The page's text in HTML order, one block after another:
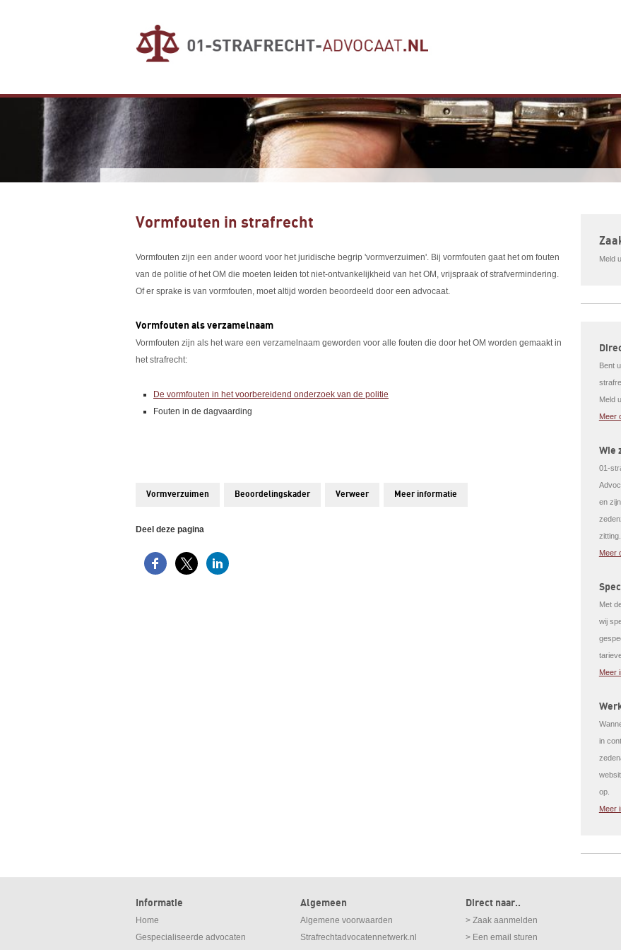
Vormfouten in strafrecht
Vormfouten zijn een ander woord voor het juridische begrip 'vormverzuimen'. Bij vormfouten gaat het om fouten
van de politie of het OM die moeten leiden tot niet-ontvankelijkheid van het OM, vrijspraak of strafvermindering.
Of er sprake is van vormfouten, moet altijd worden beoordeeld door een advocaat.
Vormfouten als verzamelnaam
Vormfouten zijn als het ware een verzamelnaam geworden voor alle fouten die door het OM worden gemaakt in
het strafrecht:
De vormfouten in het voorbereidend onderzoek van de politie
Fouten in de dagvaarding
Vormverzuimen Beoordelingskader Verweer Meer informatie
Deel deze pagina
Meld
Bent
Meld
Meer
Wie
01-
en
zitting.
Meer
Met
wij
Meer
in
op.
Meer
Informatie
Home
Gespecialiseerde advocaten
Algemeen
Algemene voorwaarden
Strafrechtadvocatennetwerk.nl
Direct naar..
> Zaak aanmelden
> Een email sturen